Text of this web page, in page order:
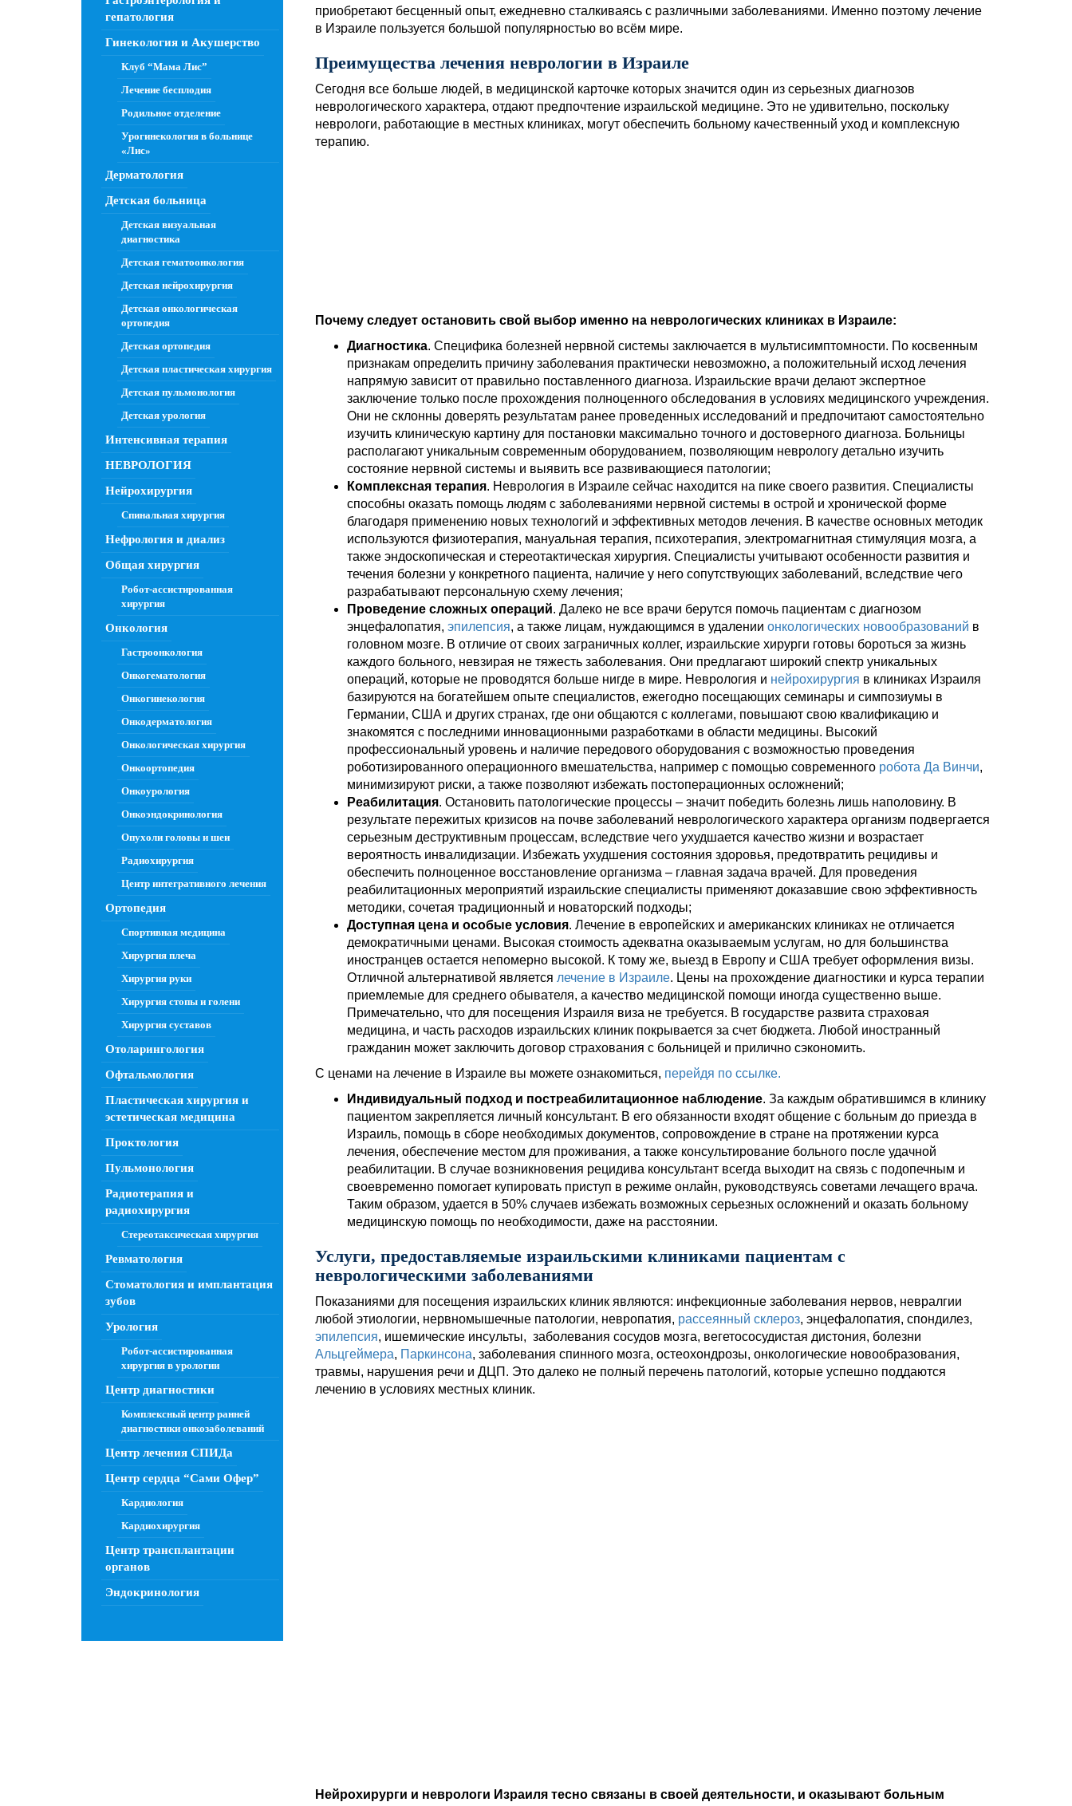
приобретают бесценный опыт, ежедневно сталкиваясь с различными заболеваниями. Именно поэтому лечение
в Израиле пользуется большой популярностью во всём мире.
Преимущества лечения неврологии в Израиле
Сегодня все больше людей, в медицинской карточке которых значится один из серьезных диагнозов
неврологического характера, отдают предпочтение израильской медицине. Это не удивительно, поскольку
неврологи, работающие в местных клиниках, могут обеспечить больному качественный уход и комплексную
терапию.
Почему следует остановить свой выбор именно на неврологических клиниках в Израиле:
Диагностика. Специфика болезней нервной системы заключается в мультисимптомности. По косвенным
признакам определить причину заболевания практически невозможно, а положительный исход лечения
напрямую зависит от правильно поставленного диагноза. Израильские врачи делают экспертное
заключение только после прохождения полноценного обследования в условиях медицинского учреждения.
Они не склонны доверять результатам ранее проведенных исследований и предпочитают самостоятельно
изучить клиническую картину для постановки максимально точного и достоверного диагноза. Больницы
располагают уникальным современным оборудованием, позволяющим неврологу детально изучить
состояние нервной системы и выявить все развивающиеся патологии;
Комплексная терапия. Неврология в Израиле сейчас находится на пике своего развития. Специалисты
способны оказать помощь людям с заболеваниями нервной системы в острой и хронической форме
благодаря применению новых технологий и эффективных методов лечения. В качестве основных методик
используются физиотерапия, мануальная терапия, психотерапия, электромагнитная стимуляция мозга, а
также эндоскопическая и стереотактическая хирургия. Специалисты учитывают особенности развития и
течения болезни у конкретного пациента, наличие у него сопутствующих заболеваний, вследствие чего
разрабатывают персональную схему лечения;
Проведение сложных операций. Далеко не все врачи берутся помочь пациентам с диагнозом
энцефалопатия, эпилепсия, а также лицам, нуждающимся в удалении онкологических новообразований в
головном мозге. В отличие от своих заграничных коллег, израильские хирурги готовы бороться за жизнь
каждого больного, невзирая не тяжесть заболевания. Они предлагают широкий спектр уникальных
операций, которые не проводятся больше нигде в мире. Неврология и нейрохирургия в клиниках Израиля
базируются на богатейшем опыте специалистов, ежегодно посещающих семинары и симпозиумы в
Германии, США и других странах, где они общаются с коллегами, повышают свою квалификацию и
знакомятся с последними инновационными разработками в области медицины. Высокий
профессиональный уровень и наличие передового оборудования с возможностью проведения
роботизированного операционного вмешательства, например с помощью современного робота Да Винчи,
минимизируют риски, а также позволяют избежать постоперационных осложнений;
Реабилитация. Остановить патологические процессы – значит победить болезнь лишь наполовину. В
результате пережитых кризисов на почве заболеваний неврологического характера организм подвергается
серьезным деструктивным процессам, вследствие чего ухудшается качество жизни и возрастает
вероятность инвалидизации. Избежать ухудшения состояния здоровья, предотвратить рецидивы и
обеспечить полноценное восстановление организма – главная задача врачей. Для проведения
реабилитационных мероприятий израильские специалисты применяют доказавшие свою эффективность
методики, сочетая традиционный и новаторский подходы;
Доступная цена и особые условия. Лечение в европейских и американских клиниках не отличается
демократичными ценами. Высокая стоимость адекватна оказываемым услугам, но для большинства
иностранцев остается непомерно высокой. К тому же, выезд в Европу и США требует оформления визы.
Отличной альтернативой является лечение в Израиле. Цены на прохождение диагностики и курса терапии
приемлемые для среднего обывателя, а качество медицинской помощи иногда существенно выше.
Примечательно, что для посещения Израиля виза не требуется. В государстве развита страховая
медицина, и часть расходов израильских клиник покрывается за счет бюджета. Любой иностранный
гражданин может заключить договор страхования с больницей и прилично сэкономить.
С ценами на лечение в Израиле вы можете ознакомиться, перейдя по ссылке.
Индивидуальный подход и постреабилитационное наблюдение. За каждым обратившимся в клинику
пациентом закрепляется личный консультант. В его обязанности входят общение с больным до приезда в
Израиль, помощь в сборе необходимых документов, сопровождение в стране на протяжении курса
лечения, обеспечение местом для проживания, а также консультирование больного после удачной
реабилитации. В случае возникновения рецидива консультант всегда выходит на связь с подопечным и
своевременно помогает купировать приступ в режиме онлайн, руководствуясь советами лечащего врача.
Таким образом, удается в 50% случаев избежать возможных серьезных осложнений и оказать больному
медицинскую помощь по необходимости, даже на расстоянии.
Услуги, предоставляемые израильскими клиниками пациентам с
неврологическими заболеваниями
Показаниями для посещения израильских клиник являются: инфекционные заболевания нервов, невралгии
любой этиологии, нервномышечные патологии, невропатия, рассеянный склероз, энцефалопатия, спондилез,
эпилепсия, ишемические инсульты, заболевания сосудов мозга, вегетососудистая дистония, болезни
Альцгеймера, Паркинсона, заболевания спинного мозга, остеохондрозы, онкологические новообразования,
травмы, нарушения речи и ДЦП. Это далеко не полный перечень патологий, которые успешно поддаются
лечению в условиях местных клиник.
Нейрохирурги и неврологи Израиля тесно связаны в своей деятельности, и оказывают больным
гепатология
Гинекология и Акушерство
Клуб “Мама Лис”
Лечение бесплодия
Родильное отделение
Урогинекология в больнице
«Лис»
Дерматология
Детская больница
Детская визуальная
диагностика
Детская гематоонкология
Детская нейрохирургия
Детская онкологическая
ортопедия
Детская ортопедия
Детская пластическая хирургия
Детская пульмонология
Детская урология
Интенсивная терапия
НЕВРОЛОГИЯ
Нейрохирургия
Спинальная хирургия
Нефрология и диализ
Общая хирургия
Робот-ассистированная
хирургия
Онкология
Гастроонкология
Онкогематология
Онкогинекология
Онкодерматология
Онкологическая хирургия
Онкоортопедия
Онкоурология
Онкоэндокринология
Опухоли головы и шеи
Радиохирургия
Центр интегративного лечения
Ортопедия
Спортивная медицина
Хирургия плеча
Хирургия руки
Хирургия стопы и голени
Хирургия суставов
Отоларингология
Офтальмология
Пластическая хирургия и
эстетическая медицина
Проктология
Пульмонология
Радиотерапия и
радиохирургия
Стереотаксическая хирургия
Ревматология
Стоматология и имплантация
зубов
Урология
Робот-ассистированная
хирургия в урологии
Центр диагностики
Комплексный центр ранней
диагностики онкозаболеваний
Центр лечения СПИДа
Центр сердца “Сами Офер”
Кардиология
Кардиохирургия
Центр трансплантации
органов
Эндокринология